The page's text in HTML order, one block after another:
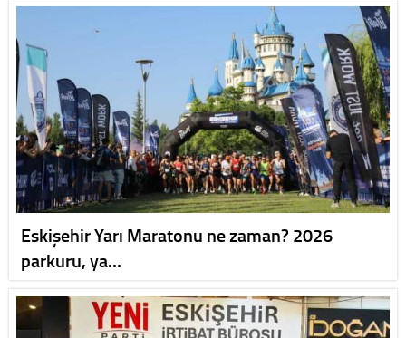
Eskişehir Yarı Maratonu ne zaman? 2026
parkuru, ya…